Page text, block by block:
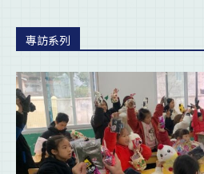
專訪系列